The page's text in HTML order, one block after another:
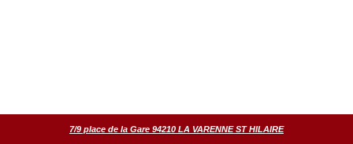
7/9 place de la Gare 94210 LA VARENNE ST HILAIRE